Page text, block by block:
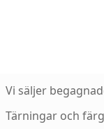
Vi säljer
Tärningar och